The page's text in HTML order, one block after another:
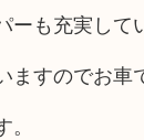
も充実して
すのでお車